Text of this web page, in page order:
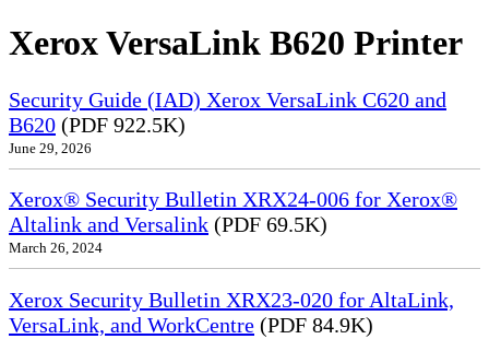
Xerox VersaLink B620 Printer
Security Guide (IAD) Xerox VersaLink C620 and
B620 (PDF 922.5K)
June 29, 2026
Xerox® Security Bulletin XRX24-006 for Xerox®
Altalink and Versalink (PDF 69.5K)
March 26, 2024
Xerox Security Bulletin XRX23-020 for AltaLink,
VersaLink, and WorkCentre (PDF 84.9K)